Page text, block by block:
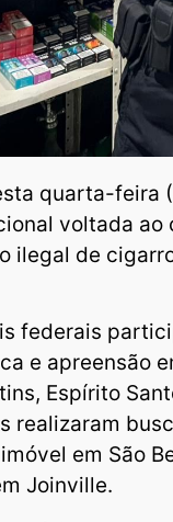
quarta-feira
voltada ao
ilegal de
federais
e apreensão
Espírito
realizaram
em São
Joinville.